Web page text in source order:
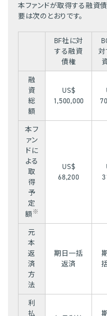
本ファンドが取得する融資
要は次のとおりです。
BF社に対
する融資
債権
融
資
総
額
US$
1,500,000
本フ
ァン
ドに
よる
取
得
予
定
額※
US$
68,200
元
本
返
済
方
法
期日一括
返済
利
払